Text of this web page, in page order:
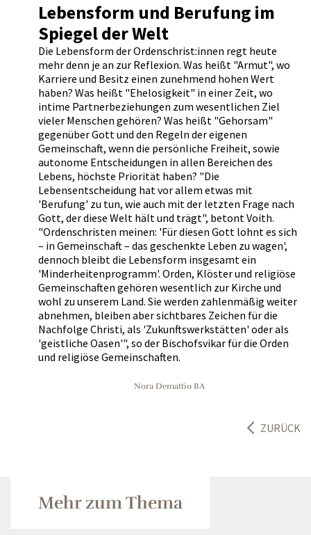
Lebensform und Berufung im
Spiegel der Welt
Die Lebensform der Ordenschrist:innen regt heute
mehr denn je an zur Reflexion. Was heißt "Armut", wo
Karriere und Besitz einen zunehmend hohen Wert
haben? Was heißt "Ehelosigkeit" in einer Zeit, wo
intime Partnerbeziehungen zum wesentlichen Ziel
vieler Menschen gehören? Was heißt "Gehorsam"
gegenüber Gott und den Regeln der eigenen
Gemeinschaft, wenn die persönliche Freiheit, sowie
autonome Entscheidungen in allen Bereichen des
Lebens, höchste Priorität haben? "Die
Lebensentscheidung hat vor allem etwas mit
'Berufung' zu tun, wie auch mit der letzten Frage nach
Gott, der diese Welt hält und trägt", betont Voith.
"Ordenschristen meinen: 'Für diesen Gott lohnt es sich
– in Gemeinschaft – das geschenkte Leben zu wagen',
dennoch bleibt die Lebensform insgesamt ein
'Minderheitenprogramm'. Orden, Klöster und religiöse
Gemeinschaften gehören wesentlich zur Kirche und
wohl zu unserem Land. Sie werden zahlenmäßig weiter
abnehmen, bleiben aber sichtbares Zeichen für die
Nachfolge Christi, als 'Zukunftswerkstätten' oder als
'geistliche Oasen'", so der Bischofsvikar für die Orden
und religiöse Gemeinschaften.
Nora Demattio BA
ZURÜCK
Mehr zum Thema